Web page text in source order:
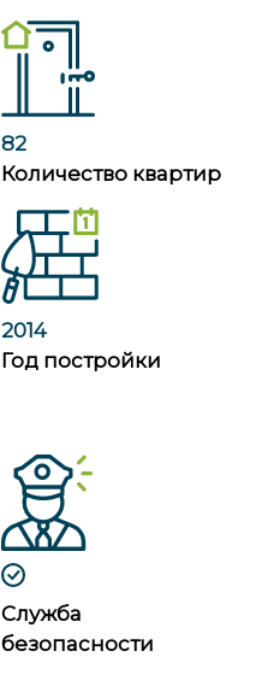
82
Количество квартир
2014
Год постройки
Служба
безопасности